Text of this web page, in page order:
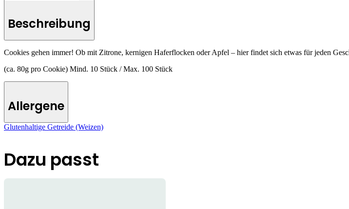
Beschreibung
Cookies gehen immer! Ob mit Zitrone, kernigen Haferflocken oder Apfel – hier findet sich etwas für jeden
(ca. 80g pro Cookie) Mind. 10 Stück / Max. 100 Stück
Allergene
Glutenhaltige Getreide (Weizen)
Dazu passt